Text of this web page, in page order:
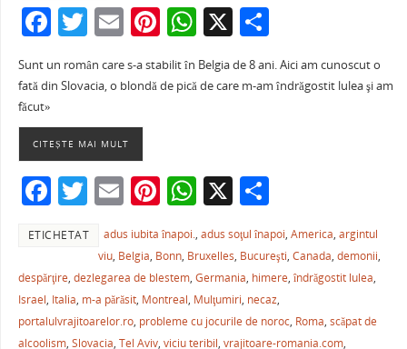
F
c
b
o
o
k
T
w
itt
E
ai
Pi
nt
er
W
h
at
p
p
X P
ar
ta
ză
Sunt un român care s-a stabilit în Belgia de 8 ani. Aici am cunoscut o
fată din Slovacia, o blondă de pică de care m-am îndrăgostit lulea şi am
făcut»
CITEȘTE MAI MULT
F
c
e
b
o
T
itt
er
E
m
ai
l
Pi
nt
er
e
st
W
h
at
s
A
p
X P
ar
ta
je
a
ză
ETICHETAT adus iubita înapoi.,adus soţul înapoi,America,argintul
viu, Belgia, Bonn, Bruxelles, Bucureşti,Canada,demonii,
despărţire, dezlegarea de blestem, Germania, himere, îndrăgostit lulea,
Israel, Italia, m-a părăsit, Montreal, Mulţumiri, necaz,
portalulvrajitoarelor.ro, probleme cu jocurile de noroc, Roma, scăpat de
alcoolism, Slovacia, Tel Aviv, viciu teribil, vrajitoare-romania.com,